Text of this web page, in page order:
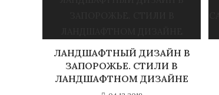
ЛАНДШАФТНЫЙ ДИЗАЙН В
ЗАПОРОЖЬЕ. СТИЛИ В
ЛАНДШАФТНОМ ДИЗАЙНЕ